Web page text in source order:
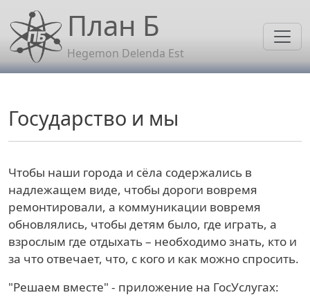
Перейти к основному содержанию
План Б
Hegemon Delenda Est
Государство и мы
Чтобы наши города и сёла содержались в
надлежащем виде, чтобы дороги вовремя
ремонтировали, а коммуникации вовремя
обновлялись, чтобы детям было, где играть, а
взрослым где отдыхать – необходимо знать, кто и
за что отвечает, что, с кого и как можно спросить.
"Решаем вместе" - приложение на ГосУслугах: